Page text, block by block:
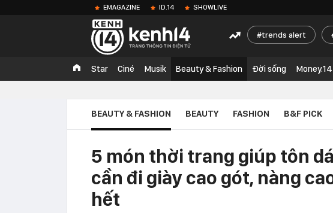
EMAGAZINE ID.14 SHOWLIVE
trends alert
Star Ciné Musik Beauty & Fashion Đời sống Money.14
BEAUTY & FASHION BEAUTY FASHION B&F PICK
5 món thời trang giúp tôn
cần đi giày cao gót, nàng
hết